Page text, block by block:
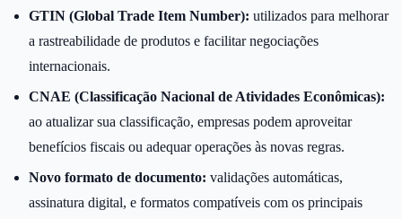
GTIN (Global Trade Item Number): utilizados para melhorar
a rastreabilidade de produtos e facilitar negociações
internacionais.
CNAE (Classificação Nacional de Atividades Econômicas):
ao atualizar sua classificação, empresas podem aproveitar
benefícios fiscais ou adequar operações às novas regras.
Novo formato de documento: validações automáticas,
assinatura digital, e formatos compatíveis com os principais